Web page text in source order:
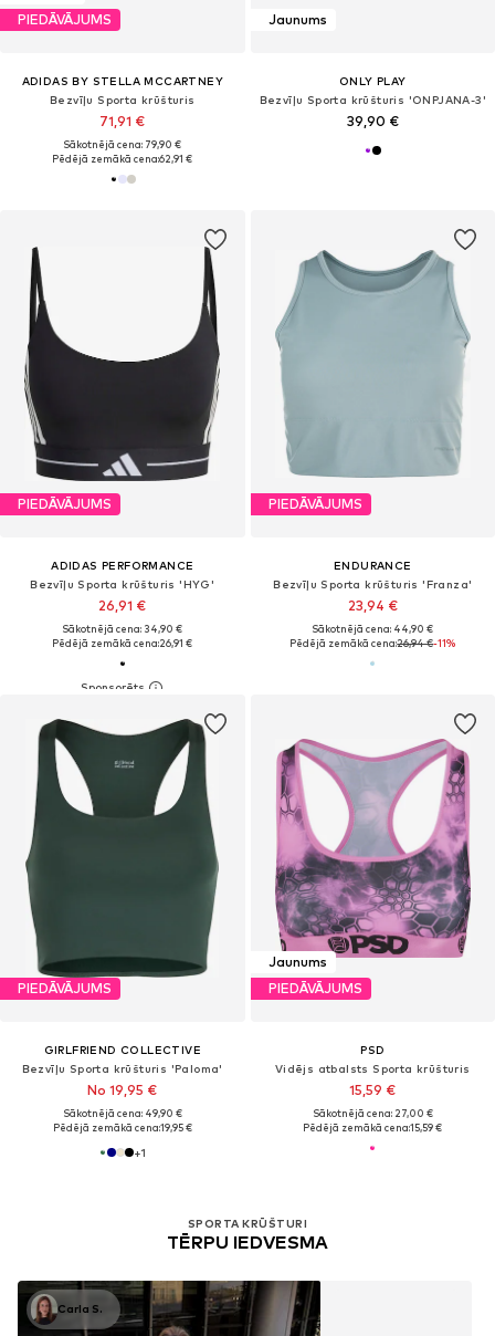
PIEDĀVĀJUMS
ADIDAS BY STELLA MCCARTNEY
Bezvīļu Sporta krūšturis
71,91 €
Sākotnējā cena: 79,90 €
Pēdējā zemākā cena:62,91 €
Jaunums
ONLY PLAY
Bezvīļu Sporta krūšturis 'ONPJANA-3'
39,90 €
PIEDĀVĀJUMS
ADIDAS PERFORMANCE
Bezvīļu Sporta krūšturis 'HYG'
26,91 €
Sākotnējā cena: 34,90 €
Pēdējā zemākā cena:26,91 €
PIEDĀVĀJUMS
ENDURANCE
Bezvīļu Sporta krūšturis 'Franza'
23,94 €
Sākotnējā cena: 44,90 €
Pēdējā zemākā cena:26,94 €-11%
PIEDĀVĀJUMS
GIRLFRIEND COLLECTIVE
Bezvīļu Sporta krūšturis 'Paloma'
No 19,95 €
Sākotnējā cena: 49,90 €
Pēdējā zemākā cena:19,95 €
+1
Jaunums
PIEDĀVĀJUMS
PSD
Vidējs atbalsts Sporta krūšturis
15,59 €
Sākotnējā cena: 27,00 €
Pēdējā zemākā cena:15,59 €
SPORTA KRŪŠTURI
TĒRPU IEDVESMA
Carla S.